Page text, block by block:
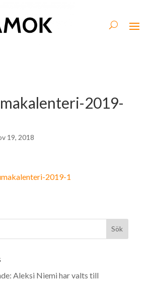
2019-
19, 2018
2019-1
Aleksi Niemi har valts till